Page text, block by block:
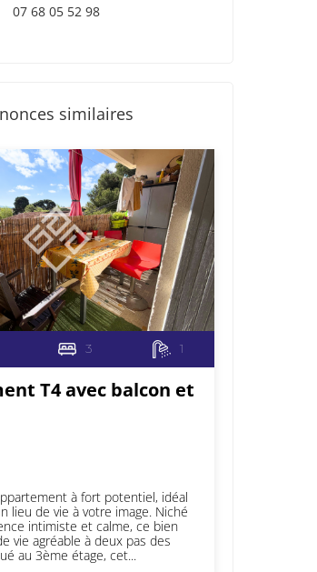
07 68 05 52 98
similaires
3 1
T4 avec balcon et
à fort potentiel, idéal
lieu de vie à votre image. Niché
intimiste et calme, ce bien
vie agréable à deux pas des
au 3ème étage, cet...